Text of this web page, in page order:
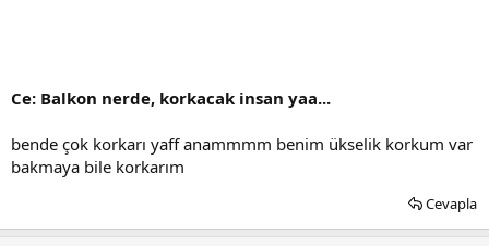
Ce: Balkon nerde, korkacak insan yaa...
bende çok korkarı yaff anammmm benim ükselik korkum var
bakmaya bile korkarım
Cevapla